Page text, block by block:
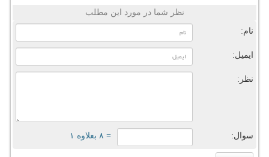
نظر شما در مورد این مطلب
نام:
ایمیل:
نظر:
سوال: = ۸ بعلاوه ۱